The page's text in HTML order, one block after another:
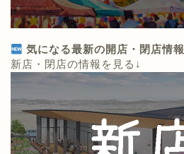
気になる最新の開店・閉店情報
新店・閉店の情報を見る↓